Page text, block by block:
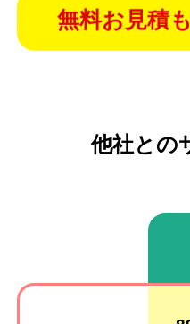
無料お見積
他社との